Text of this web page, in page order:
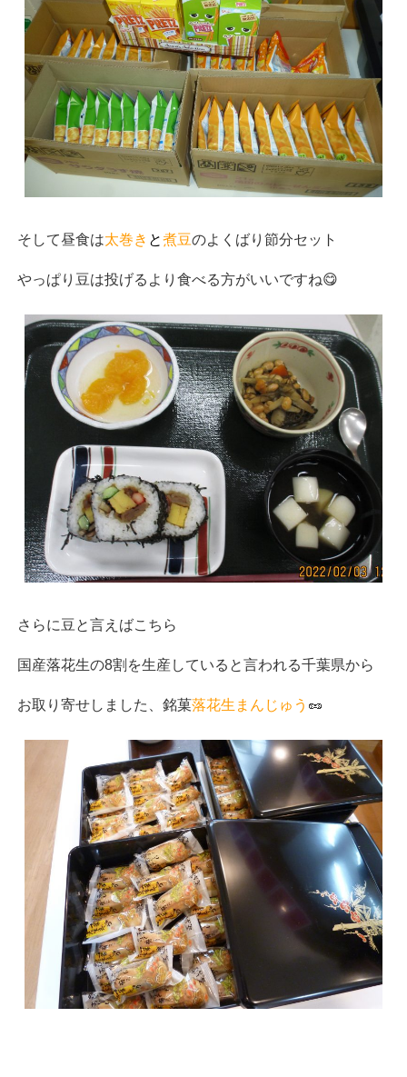
そして昼食は太巻き と煮豆のよくばり節分セット
やっぱり豆は投げるより食べる方がいいですね😋
さらに豆と言えばこちら
国産落花生の8割を生産していると言われる千葉県から
お取り寄せしました、銘菓落花生まんじゅう 🥜